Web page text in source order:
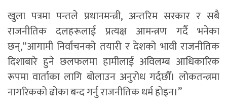
खुला पत्रमा पन्तले प्रधानमन्त्री, अन्तरिम सरकार र सबै
राजनीतिक दलहरूलाई प्रत्यक्ष आमन्त्रण गर्दै भनेका
छन्,“आगामी निर्वाचनको तयारी र देशको भावी राजनीतिक
दिशाबारे हुने छलफलमा हामीलाई अविलम्ब आधिकारिक
रूपमा वार्ताका लागि बोलाउन अनुरोध गर्दछौँ। लोकतन्त्रमा
नागरिकको ढोका बन्द गर्नु राजनीतिक धर्म होइन।”